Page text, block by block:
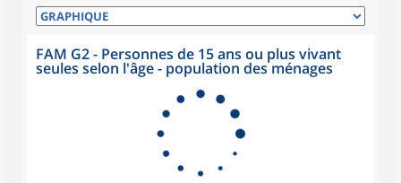
FAM G2 - Personnes de 15 ans ou plus vivant
seules selon l'âge - population des ménages